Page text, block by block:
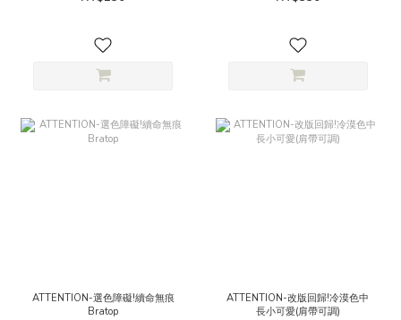
ATTENTION-選色障礙!續命無痕
Bratop
ATTENTION-改版回歸!冷漠色中
長小可愛(肩帶可調)